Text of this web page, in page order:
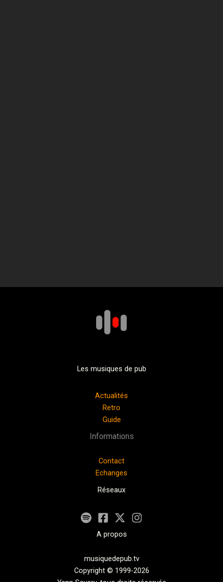
Les musiques de pub
Actualités
Retro
Guide
Informations
Contact
Echanges
Réseaux
A propos
musiquedepub.tv
Copyright © 1999-2026